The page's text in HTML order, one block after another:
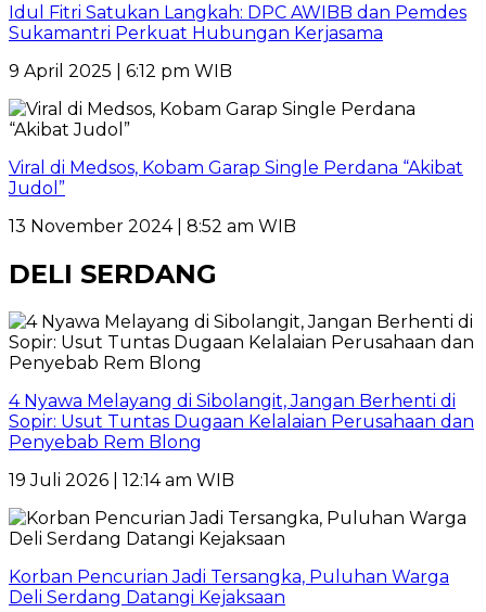
Idul Fitri Satukan Langkah: DPC AWIBB dan Pemdes
Sukamantri Perkuat Hubungan Kerjasama
9 April 2025 | 6:12 pm WIB
Viral di Medsos, Kobam Garap Single Perdana “Akibat
Judol”
13 November 2024 | 8:52 am WIB
DELI SERDANG
4 Nyawa Melayang di Sibolangit, Jangan Berhenti di
Sopir: Usut Tuntas Dugaan Kelalaian Perusahaan dan
Penyebab Rem Blong
19 Juli 2026 | 12:14 am WIB
Korban Pencurian Jadi Tersangka, Puluhan Warga
Deli Serdang Datangi Kejaksaan